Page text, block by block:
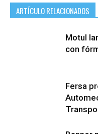
ARTÍCULO RELACIONADOS
Motul
con
Fersa